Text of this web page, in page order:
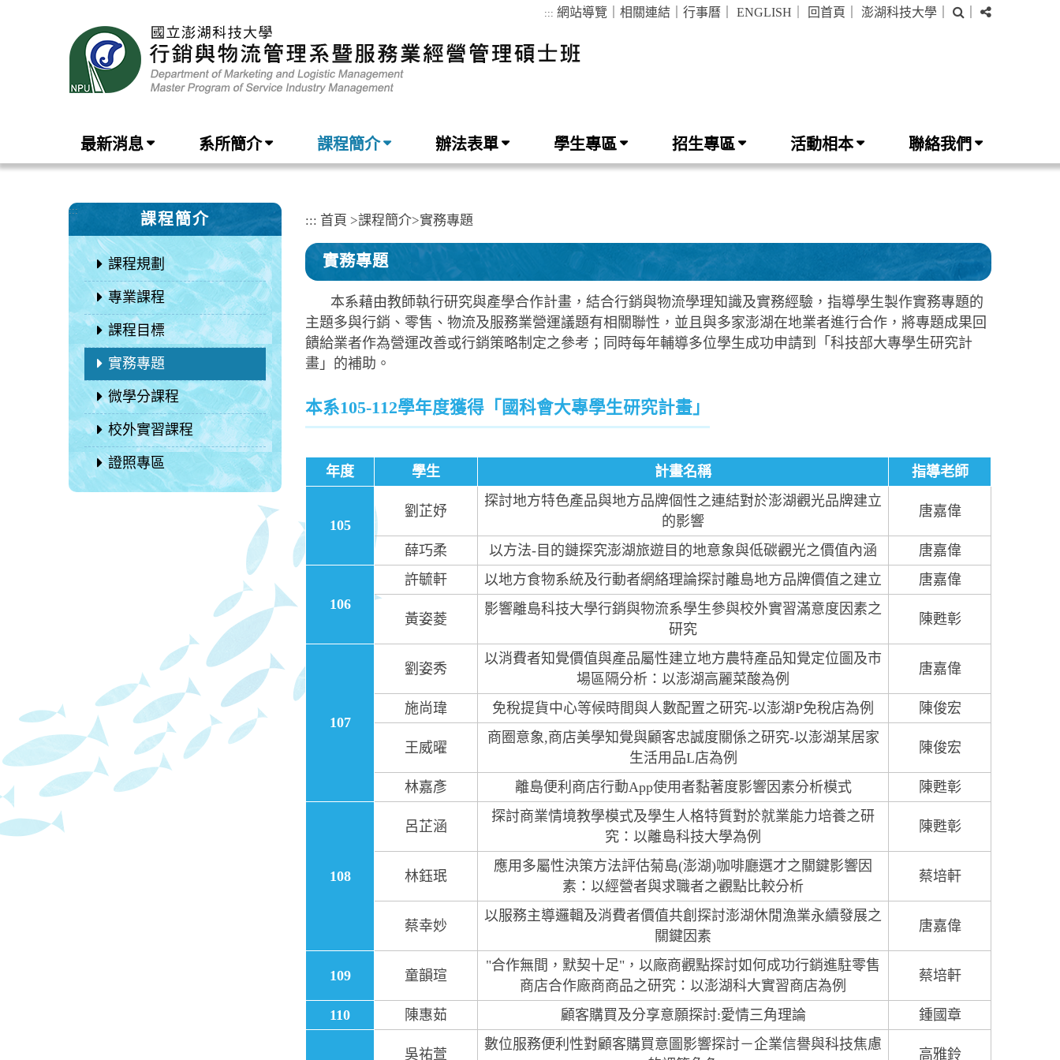
::: 網站導覽 相關連結 行事曆 ENGLISH 回首頁 澎湖科技大學
分
最新消息 系所簡介 課程簡介 辦法表單 學生專區 招生專區 活動相本 聯絡我們
:::
課程簡介
課程規劃
專業課程
課程目標
實務專題
微學分課程
校外實習課程
證照專區
::: 首頁 >課程簡介>實務專題
實務專題
本系藉由教師執行研究與產學合作計畫，結合行銷與物流學理知識及實務經驗，指導學生製作實務專題的
主題多與行銷、零售、物流及服務業營運議題有相關聯性，並且與多家澎湖在地業者進行合作，將專題成果回
饋給業者作為營運改善或行銷策略制定之參考；同時每年輔導多位學生成功申請到「科技部大專學生研究計
畫」的補助。
本系105-112學年度獲得「國科會大專學生研究計畫」
年度 學生 計畫名稱 指導老師
105
劉芷妤
探討地方特色產品與地方品牌個性之連結對於澎湖觀光品牌建立
的影響
唐嘉偉
薛巧柔 以方法-目的鏈探究澎湖旅遊目的地意象與低碳觀光之價值內涵 唐嘉偉
106
許毓軒 以地方食物系統及行動者網絡理論探討離島地方品牌價值之建立 唐嘉偉
黃姿菱
影響離島科技大學行銷與物流系學生參與校外實習滿意度因素之
研究
陳甦彰
107
劉姿秀
以消費者知覺價值與產品屬性建立地方農特產品知覺定位圖及市
場區隔分析：以澎湖高麗菜酸為例
唐嘉偉
施尚瑋 免稅提貨中心等候時間與人數配置之研究-以澎湖P免稅店為例 陳俊宏
王威曜
商圈意象,商店美學知覺與顧客忠誠度關係之研究-以澎湖某居家
生活用品L店為例
陳俊宏
林嘉彥 離島便利商店行動App使用者黏著度影響因素分析模式 陳甦彰
108
呂芷涵
探討商業情境教學模式及學生人格特質對於就業能力培養之研
究：以離島科技大學為例
陳甦彰
林鈺珉
應用多屬性決策方法評估菊島(澎湖)咖啡廳選才之關鍵影響因
素：以經營者與求職者之觀點比較分析
蔡培軒
蔡幸妙
以服務主導邏輯及消費者價值共創探討澎湖休閒漁業永續發展之
關鍵因素
唐嘉偉
109 童韻瑄
"合作無間，默契十足"，以廠商觀點探討如何成功行銷進駐零售
商店合作廠商商品之研究：以澎湖科大實習商店為例
蔡培軒
110 陳惠茹 顧客購買及分享意願探討:愛情三角理論 鍾國章
吳祐萱
數位服務便利性對顧客購買意圖影響探討－企業信譽與科技焦慮
高雅鈴